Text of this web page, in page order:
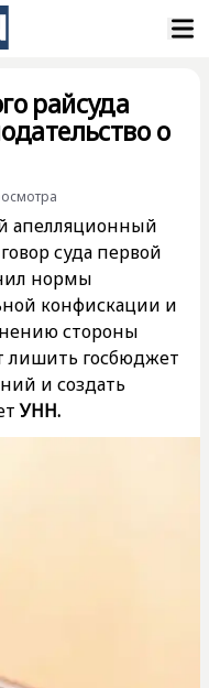
райсуда
о
апелляционный
суда первой
нормы
конфискации и
стороны
госбюджет
и создать
УНН.